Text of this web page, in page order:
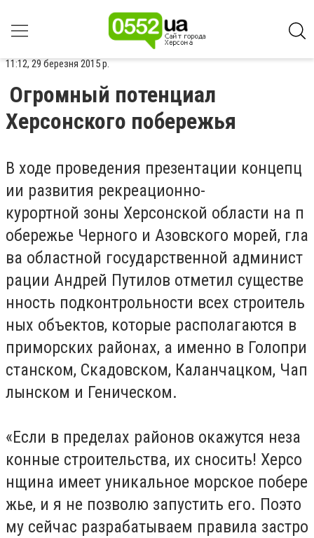
11:12, 29 березня 2015 р.
Огромный потенциал
Херсонского побережья
В ходе проведения презентации концепц
ии развития рекреационно-
курортной зоны Херсонской области на п
обережье Черного и Азовского морей, гла
ва областной государственной админист
рации Андрей Путилов отметил существе
нность подконтрольности всех строитель
ных объектов, которые располагаются в
приморских районах, а именно в Голопри
станском, Скадовском, Каланчацком, Чап
лынском и Геническом.
«Если в пределах районов окажутся неза
конные строительства, их сносить! Херсо
нщина имеет уникальное морское побере
жье, и я не позволю запустить его. Поэто
му сейчас разрабатываем правила застро